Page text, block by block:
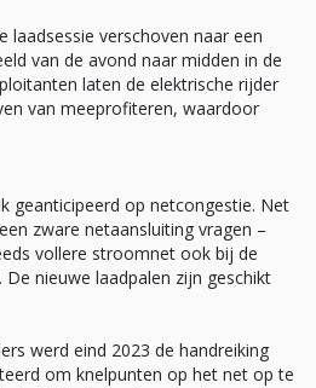
laadsessie verschoven naar een
van de avond naar midden in de
laten de elektrische rijder
van meeprofiteren, waardoor
geanticipeerd op netcongestie. Net
zware netaansluiting vragen –
vollere stroomnet ook bij de
nieuwe laadpalen zijn geschikt
werd eind 2023 de handreiking
om knelpunten op het net op te